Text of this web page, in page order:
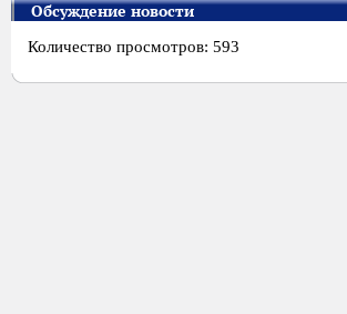
Обсуждение новости
Количество просмотров: 593